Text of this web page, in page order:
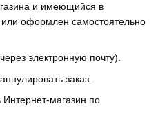
и имеющийся в
оформлен самостоятельно
электронную почту).
заказ.
Интернет-магазин по